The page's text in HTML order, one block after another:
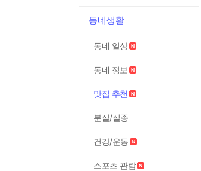
동네생활
동네 일상
동네 정보
맛집 추천
분실/실종
건강/운동
스포츠 관람